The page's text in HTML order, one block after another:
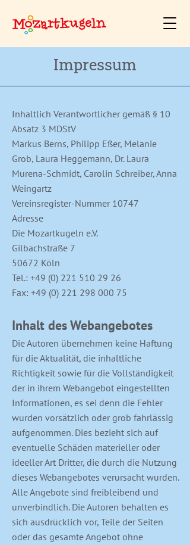
Impressum
Inhaltlich Verantwortlicher gemäß § 10
Absatz 3 MDStV
Markus Berns, Philipp Eßer, Melanie
Grob, Laura Heggemann, Dr. Laura
Murena-Schmidt, Carolin Schreiber, Anna
Weingartz
Vereinsregister-Nummer 10747
Adresse
Die Mozartkugeln e.V.
Gilbachstraße 7
50672 Köln
Tel.: +49 (0) 221 510 29 26
Fax: +49 (0) 221 298 000 75
Inhalt des Webangebotes
Die Autoren übernehmen keine Haftung
für die Aktualität, die inhaltliche
Richtigkeit sowie für die Vollständigkeit
der in ihrem Webangebot eingestellten
Informationen, es sei denn die Fehler
wurden vorsätzlich oder grob fahrlässig
aufgenommen. Dies bezieht sich auf
eventuelle Schäden materieller oder
ideeller Art Dritter, die durch die Nutzung
dieses Webangebotes verursacht wurden.
Alle Angebote sind freibleibend und
unverbindlich. Die Autoren behalten es
sich ausdrücklich vor, Teile der Seiten
oder das gesamte Angebot ohne